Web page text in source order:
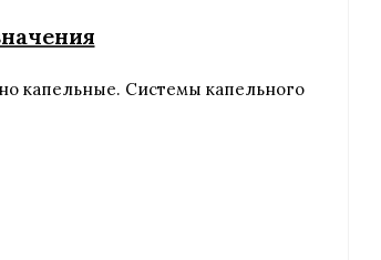
капельные. Системы капельного